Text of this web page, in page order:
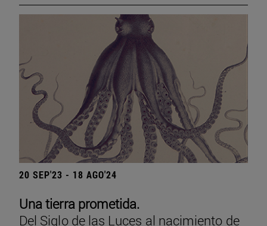
20 SEP'23 - 18 AGO'24
Una tierra prometida.
Del Siglo de las Luces al nacimiento de